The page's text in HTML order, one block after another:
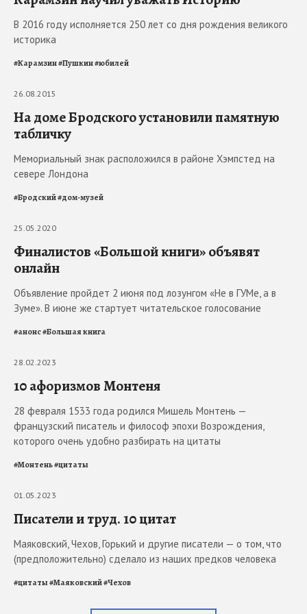
В 2016 году исполняется 250 лет со дня рождения великого
историка
#Карамзин#Пушкин#юбилей
26.08.2015
На доме Бродского установили памятную
табличку
Мемориальный знак расположился в районе Хэмпстед на
севере Лондона
#Бродский#дом-музей
25.05.2020
Финалистов «Большой книги» объявят
онлайн
Объявление пройдет 2 июня под лозунгом «Не в ГУМе, а в
Зуме». В июне же стартует читательское голосование
#анонс#Большая книга
28.02.2023
10 афоризмов Монтеня
28 февраля 1533 года родился Мишель Монтень —
французский писатель и философ эпохи Возрождения,
которого очень удобно разбирать на цитаты
#Монтень#цитаты
01.05.2023
Писатели и труд. 10 цитат
Маяковский, Чехов, Горький и другие писатели — о том, что
(предположительно) сделало из наших предков человека
#цитаты#Маяковский#Чехов